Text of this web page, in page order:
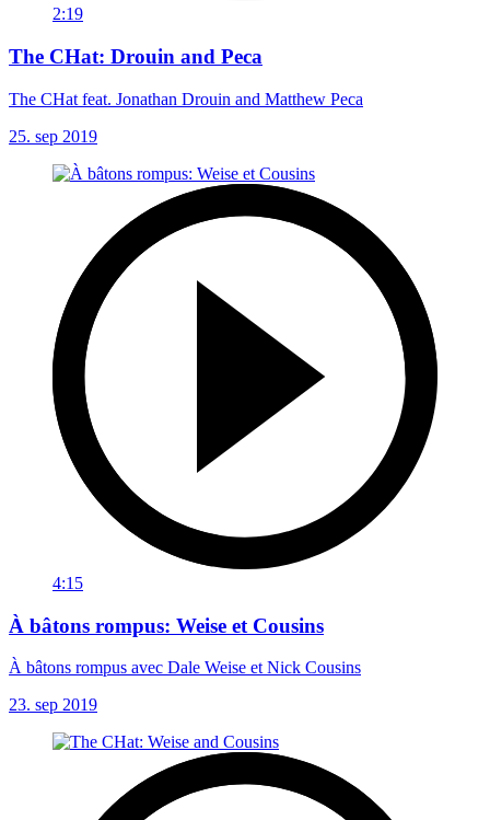
2:19
The CHat: Drouin and Peca
The CHat feat. Jonathan Drouin and Matthew Peca
25. sep 2019
4:15
À bâtons rompus: Weise et Cousins
À bâtons rompus avec Dale Weise et Nick Cousins
23. sep 2019